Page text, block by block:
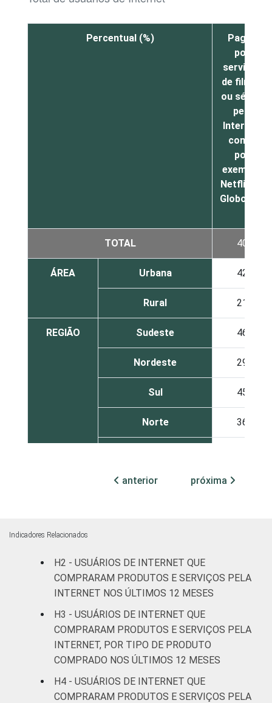
Percentual (%)
Pagou
por
serviços
de filmes
ou séries
pela
Internet,
como,
por
exemplo,
Netflix ou
Globoplay
TOTAL 40
ÁREA Urbana 42
Rural 21
REGIÃO Sudeste 46
Nordeste 29
Sul 45
Norte 36
Masculino
COR OU
RAÇA
Preta 34
Amarela 43
Indígena
Não respondeu 38
anterior próxima
Indicadores Relacionados
H2 - USUÁRIOS DE INTERNET QUE
COMPRARAM PRODUTOS E SERVIÇOS PELA
INTERNET NOS ÚLTIMOS 12 MESES
H3 - USUÁRIOS DE INTERNET QUE
COMPRARAM PRODUTOS E SERVIÇOS PELA
INTERNET, POR TIPO DE PRODUTO
COMPRADO NOS ÚLTIMOS 12 MESES
H4 - USUÁRIOS DE INTERNET QUE
COMPRARAM PRODUTOS E SERVIÇOS PELA